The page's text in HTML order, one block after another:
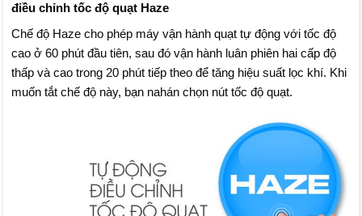
điều chỉnh tốc độ quạt Haze
Chế độ Haze cho phép máy vận hành quạt tự động với tốc độ
cao ở 60 phút đầu tiên, sau đó vận hành luân phiên hai cấp độ
thấp và cao trong 20 phút tiếp theo để tăng hiệu suất lọc khí. Khi
muốn tắt chế độ này, bạn nahán chọn nút tốc độ quạt.